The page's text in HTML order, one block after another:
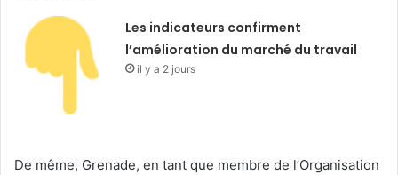
Les indicateurs confirment
l’amélioration du marché du travail
il y a 2 jours
De même, Grenade, en tant que membre de l’Organisation